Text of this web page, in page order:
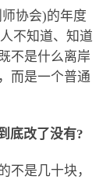
协会)的年度
不知道、知道
不是什么离岸
而是一个普通
底改了没有?
不是几十块，